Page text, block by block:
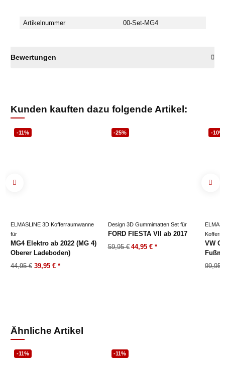
Artikelnummer 00-Set-MG4
Bewertungen
Kunden kauften dazu folgende Artikel:
-11%
ELMASLINE 3D Kofferraumwanne
für
MG4 Elektro ab 2022 (MG 4)
Oberer Ladeboden)
44,95 € 39,95 € *
-25%
Design 3D Gummimatten Set für
FORD FIESTA VII ab 2017
59,95 € 44,95 € *
-10%
VW
99,95
Ähnliche Artikel
-11% -11%